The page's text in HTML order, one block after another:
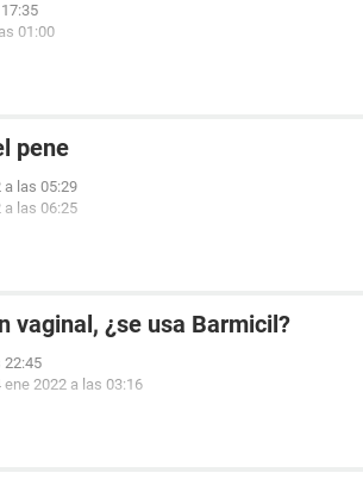
01:00
pene
a las 05:29
a las 06:25
vaginal, ¿se usa Barmicil?
22:45
ene 2022 a las 03:16